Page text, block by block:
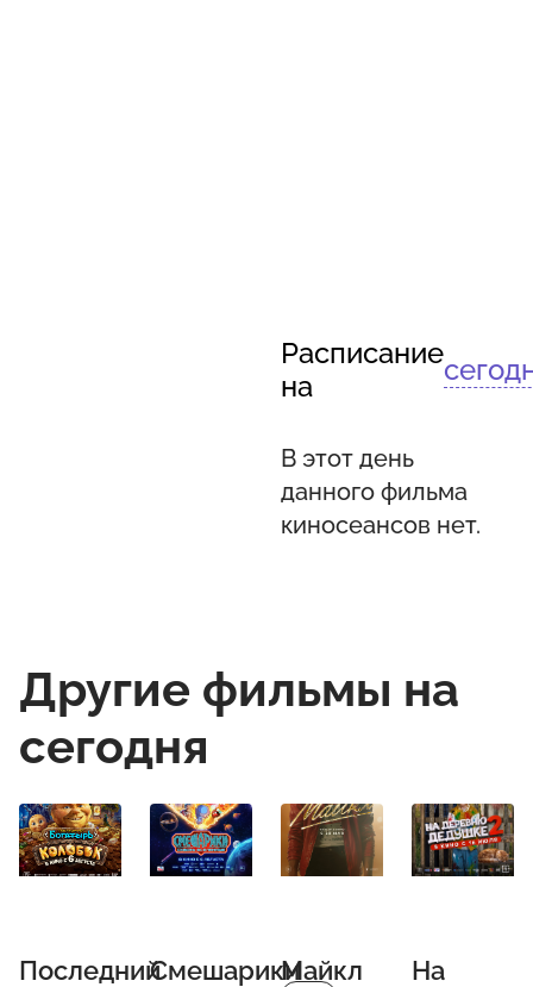
Расписание
на
В этот день
данного фильма
киносеансов нет.
Другие фильмы на
сегодня
ПоследнийСмешарикиМайкл
На